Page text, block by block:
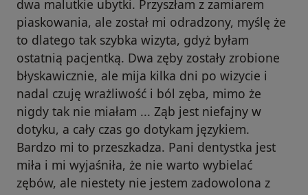
dwa malutkie ubytki. Przyszłam z zamiarem
piaskowania, ale został mi odradzony, myślę że
to dlatego tak szybka wizyta, gdyż byłam
ostatnią pacjentką. Dwa zęby zostały zrobione
błyskawicznie, ale mija kilka dni po wizycie i
nadal czuję wrażliwość i ból zęba, mimo że
nigdy tak nie miałam ... Ząb jest niefajny w
dotyku, a cały czas go dotykam językiem.
Bardzo mi to przeszkadza. Pani dentystka jest
miła i mi wyjaśniła, że nie warto wybielać
zębów, ale niestety nie jestem zadowolona z